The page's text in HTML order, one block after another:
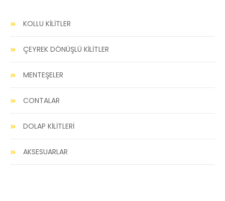
KOLLU KİLİTLER
ÇEYREK DÖNÜŞLÜ KİLİTLER
MENTEŞELER
CONTALAR
DOLAP KİLİTLERİ
AKSESUARLAR